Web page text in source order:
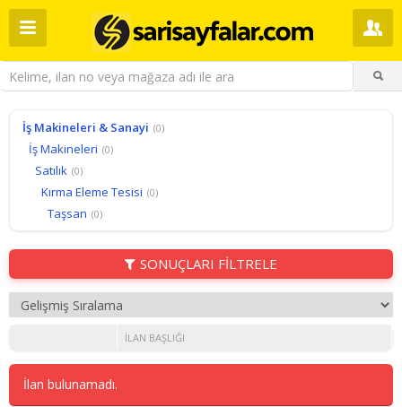
İş Makineleri & Sanayi (0)
İş Makineleri (0)
Satılık (0)
Kırma Eleme Tesisi (0)
Taşsan (0)
SONUÇLARI FİLTRELE
İLAN BAŞLIĞI
İlan bulunamadı.